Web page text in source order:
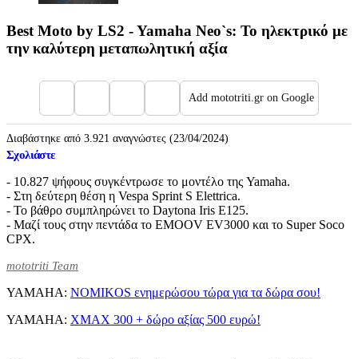
Best Moto by LS2 - Yamaha Neo`s: Το ηλεκτρικό με
την καλύτερη μεταπωλητική αξία
Add mototriti.gr on Google
Διαβάστηκε από 3.921 αναγνώστες (23/04/2024)
Σχολιάστε
- 10.827 ψήφους συγκέντρωσε το μοντέλο της Yamaha.
- Στη δεύτερη θέση η Vespa Sprint S Elettrica.
- To βάθρο συμπληρώνει το Daytona Iris E125.
- Μαζί τους στην πεντάδα το EMOOV EV3000 και το Super Soco
CPX.
mototriti Team
YAMAHA: NOMIKOS ενημερώσου τώρα για τα δώρα σου!
YAMAHA: XMAX 300 + δώρο αξίας 500 ευρώ!